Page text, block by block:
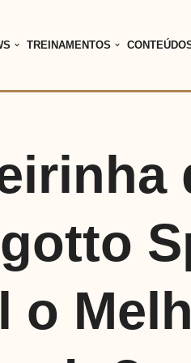
TREINAMENTOS
o